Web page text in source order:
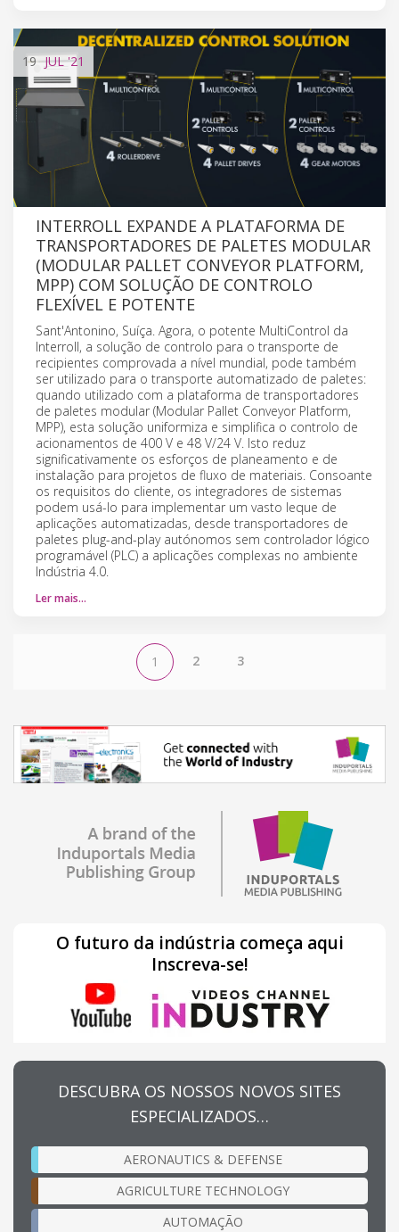
19 JUL'21
INTERROLL EXPANDE A PLATAFORMA DE
TRANSPORTADORES DE PALETES MODULAR
(MODULAR PALLET CONVEYOR PLATFORM,
MPP) COM SOLUÇÃO DE CONTROLO
FLEXÍVEL E POTENTE
Sant'Antonino, Suíça. Agora, o potente MultiControl da
Interroll, a solução de controlo para o transporte de
recipientes comprovada a nível mundial, pode também
ser utilizado para o transporte automatizado de paletes:
quando utilizado com a plataforma de transportadores
de paletes modular (Modular Pallet Conveyor Platform,
MPP), esta solução uniformiza e simplifica o controlo de
acionamentos de 400 V e 48 V/24 V. Isto reduz
significativamente os esforços de planeamento e de
instalação para projetos de fluxo de materiais. Consoante
os requisitos do cliente, os integradores de sistemas
podem usá-lo para implementar um vasto leque de
aplicações automatizadas, desde transportadores de
paletes plug-and-play autónomos sem controlador lógico
programável (PLC) a aplicações complexas no ambiente
Indústria 4.0.
Ler mais…
1 2 3
O futuro da indústria começa aqui
Inscreva-se!
DESCUBRA OS NOSSOS NOVOS SITES
ESPECIALIZADOS…
AERONAUTICS & DEFENSE
AGRICULTURE TECHNOLOGY
AUTOMAÇÃO